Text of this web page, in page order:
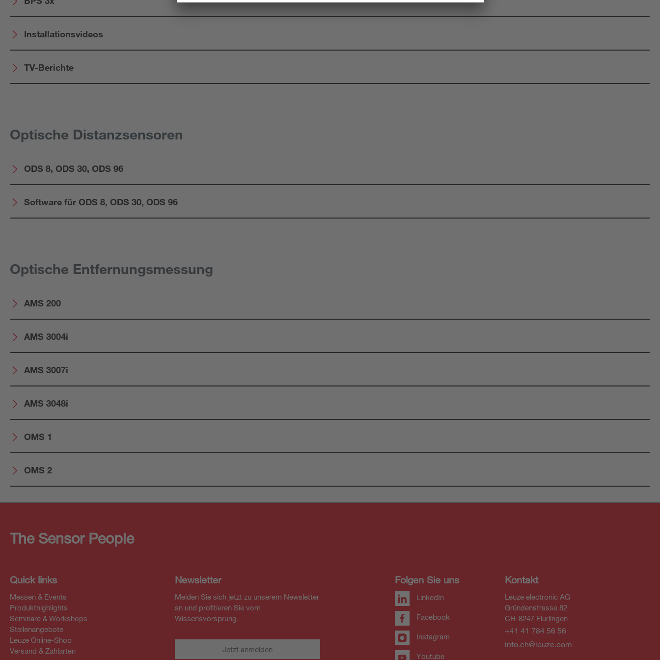
Installationsvideos
TV-Berichte
Optische Distanzsensoren
ODS 8, ODS 30, ODS 96
Software für ODS 8, ODS 30, ODS 96
Optische Entfernungsmessung
AMS 200
AMS 3004i
AMS 3007i
AMS 3048i
OMS 1
OMS 2
The Sensor People
Quick links
Messen & Events
Produkthighlights
Seminare & Workshops
Stellenangebote
Leuze Online-Shop
Versand & Zahlarten
Newsletter
Melden Sie sich jetzt zu unserem Newsletter
an und profitieren Sie vom
Wissensvorsprung.
Jetzt anmelden
Folgen Sie uns
LinkedIn
Facebook
Instagram
Youtube
Kontakt
Leuze electronic AG
Gründenstrasse 82
CH-8247 Flurlingen
+41 41 784 56 56
info.ch@leuze.com